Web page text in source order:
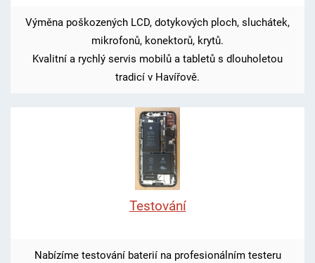
Výměna poškozených LCD, dotykových ploch, sluchátek,
mikrofonů, konektorů, krytů.
Kvalitní a rychlý servis mobilů a tabletů s dlouholetou
tradicí v Havířově.
Testování
Nabízíme testování baterií na profesionálním testeru